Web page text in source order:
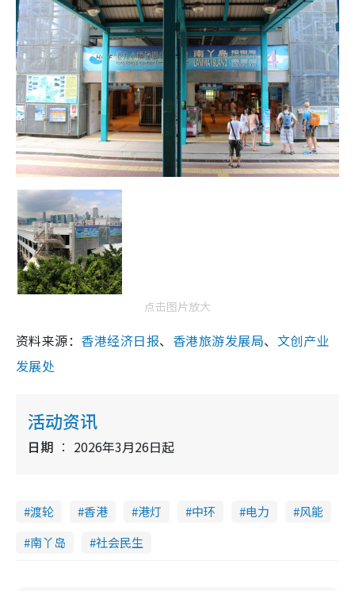
点击图片放大
资料来源： 香港经济日报、 香港旅游发展局、 文创产业
发展处
活动资讯
日期 2026年3月26日起
渡轮 香港 港灯 中环 电力
风能
南丫岛
社会民生